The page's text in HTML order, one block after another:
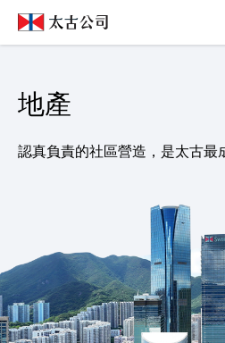
地產 | 太古公司
地產
認真負責的社區營造，是太古最